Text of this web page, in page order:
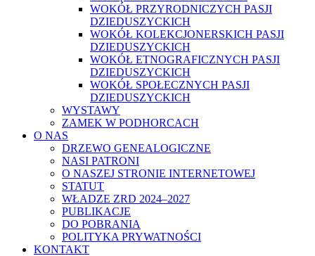
WOKÓŁ PRZYRODNICZYCH PASJI
DZIEDUSZYCKICH
WOKÓŁ KOLEKCJONERSKICH PASJI
DZIEDUSZYCKICH
WOKÓŁ ETNOGRAFICZNYCH PASJI
DZIEDUSZYCKICH
WOKÓŁ SPOŁECZNYCH PASJI
DZIEDUSZYCKICH
WYSTAWY
ZAMEK W PODHORCACH
O NAS
DRZEWO GENEALOGICZNE
NASI PATRONI
O NASZEJ STRONIE INTERNETOWEJ
STATUT
WŁADZE ZRD 2024–2027
PUBLIKACJE
DO POBRANIA
POLITYKA PRYWATNOŚCI
KONTAKT